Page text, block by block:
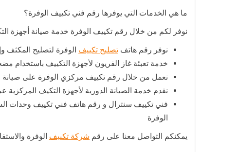
ما هي الخدمات التي يوفرها رقم فني تكييف الوفرة؟
نوفر لكم من خلال رقم تكييف الوفرة خدمة صيانة أجهزة
نوفر رقم هاتف تصليح تكييف الوفرة لتصليح المكثف
خدمة تعبئة غاز الفريون لأجهزة التكييف باستخدام
نعمل من خلال رقم تكييف مركزي الوفرة على صيانة
نقدم خدمة الصيانة الدورية لأجهزة التكيف
فني تكييف سنترال و رقم هاتف فني تكييف وحدات
الوفرة
يمكنكم التواصل معنا على رقم شركة تكييف الوفرة